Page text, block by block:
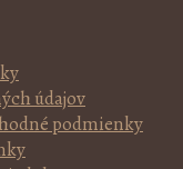
údajov
podmienky